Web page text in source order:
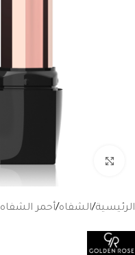
انقر للتكبير
الرئيسية/الشفاه/أحمر الشفاه